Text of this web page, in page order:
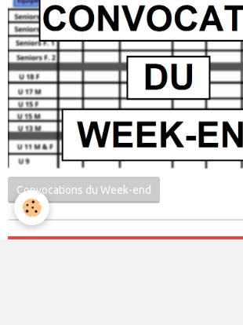
Convocations du Week-end